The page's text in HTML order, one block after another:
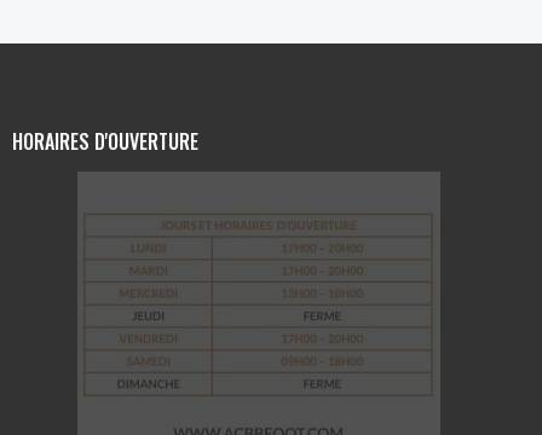
HORAIRES D'OUVERTURE